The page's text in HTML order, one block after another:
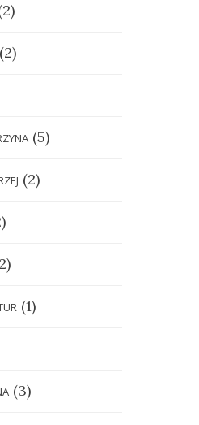
(2)
(5)
(2)
(1)
(3)